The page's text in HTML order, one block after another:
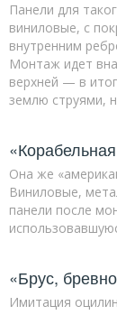
Панели для
виниловые, с
внутренним
Монтаж идет
верхней — в
землю струями,
Она же
Виниловые,
панели после
«Брус,
Имитация